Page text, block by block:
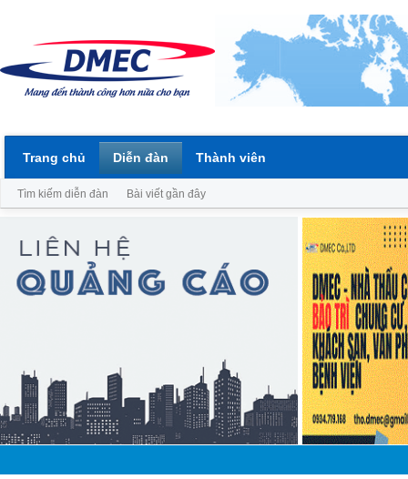
Trang chủ Diễn đàn
Tìm kiếm diễn đàn Bài viết gần đây
Thành viên